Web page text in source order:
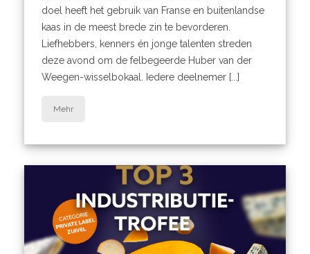
doel heeft het gebruik van Franse en buitenlandse
kaas in de meest brede zin te bevorderen.
Liefhebbers, kenners én jonge talenten streden
deze avond om de felbegeerde Huber van der
Weegen-wisselbokaal. Iedere deelnemer [...]
Mehr